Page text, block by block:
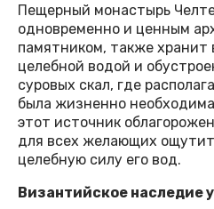
Пещерный монастырь
одновременно и ценным
памятником, также хранит
целебной водой и
суровых скал, где
была жизненно
этот источник
для всех желающих
целебную силу его вод.
Византийское наследие